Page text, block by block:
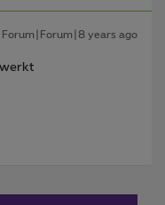
Forum|Forum|8 years ago